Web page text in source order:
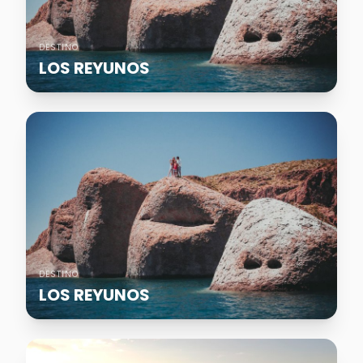
DESTINO
LOS REYUNOS
DESTINO
LOS REYUNOS